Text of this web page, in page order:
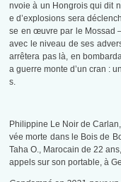
nvoie à un Hongrois qui dit
e d’explosions sera
se en œuvre par le Mossad
avec le niveau de ses
arrêtera pas là, en
a guerre monte d’un cran :
s.
Philippine Le Noir de
vée morte dans le Bois de
Taha O., Marocain de 22
appels sur son portable, à